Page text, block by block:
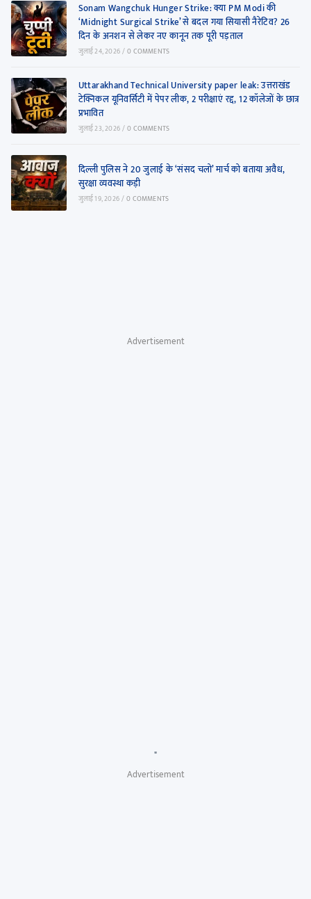
Sonam Wangchuk Hunger Strike: क्या PM Modi की
‘Midnight Surgical Strike’ से बदल गया सियासी नैरेटिव? 26
दिन के अनशन से लेकर नए कानून तक पूरी पड़ताल
जुलाई 24, 2026/0 COMMENTS
Uttarakhand Technical University paper leak: उत्तराखंड
टेक्निकल यूनिवर्सिटी में पेपर लीक, 2 परीक्षाएं रद्द, 12 कॉलेजों के छात्र
प्रभावित
जुलाई 23, 2026/0 COMMENTS
दिल्ली पुलिस ने 20 जुलाई के ‘संसद चलो’ मार्च को बताया अवैध,
सुरक्षा व्यवस्था कड़ी
जुलाई 19, 2026/0 COMMENTS
Advertisement
"
Advertisement